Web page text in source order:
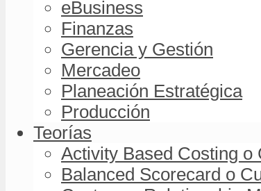
eBusiness
Finanzas
Gerencia y Gestión
Mercadeo
Planeación Estratégica
Producción
Teorías
Activity Based Costing o
Balanced Scorecard o